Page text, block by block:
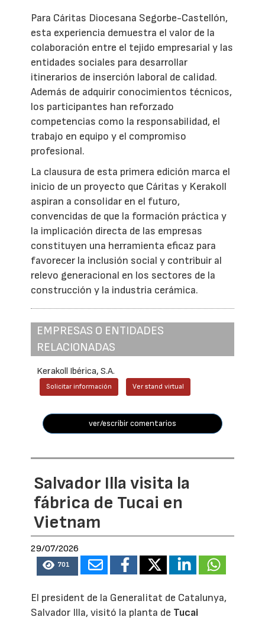
Para Cáritas Diocesana Segorbe-Castellón,
esta experiencia demuestra el valor de la
colaboración entre el tejido empresarial y las
entidades sociales para desarrollar
itinerarios de inserción laboral de calidad.
Además de adquirir conocimientos técnicos,
los participantes han reforzado
competencias como la responsabilidad, el
trabajo en equipo y el compromiso
profesional.
La clausura de esta primera edición marca el
inicio de un proyecto que Cáritas y Kerakoll
aspiran a consolidar en el futuro,
convencidas de que la formación práctica y
la implicación directa de las empresas
constituyen una herramienta eficaz para
favorecer la inclusión social y contribuir al
relevo generacional en los sectores de la
construcción y la industria cerámica.
EMPRESAS O ENTIDADES
RELACIONADAS
Kerakoll Ibérica, S.A.
Solicitar información Ver stand virtual
ver/escribir comentarios
Salvador Illa visita la
fábrica de Tucai en
Vietnam
29/07/2026
701
El president de la Generalitat de Catalunya,
Salvador Illa, visitó la planta de Tucai